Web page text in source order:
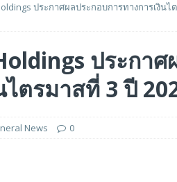
ตสาหกรรมเกมในฟิลิปปินส์
ประกาศผลประกอบการทางการเงินไ
ประกาศ
ตรมาสที่ 3 ปี
News 0